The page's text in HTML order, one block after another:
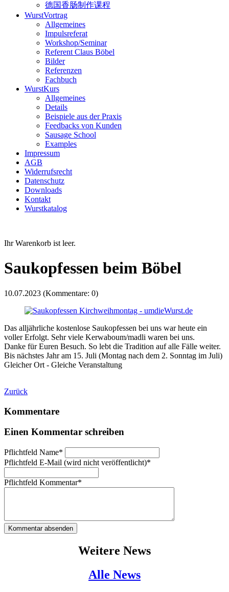
德国香肠制作课程
WurstVortrag
Allgemeines
Impulsreferat
Workshop/Seminar
Referent Claus Böbel
Bilder
Referenzen
Fachbuch
WurstKurs
Allgemeines
Details
Beispiele aus der Praxis
Feedbacks von Kunden
Sausage School
Examples
Impressum
AGB
Widerrufsrecht
Datenschutz
Downloads
Kontakt
Wurstkatalog
Ihr Warenkorb ist leer.
Saukopfessen beim Böbel
10.07.2023 (Kommentare: 0)
Das alljährliche kostenlose Saukopfessen bei uns war heute ein
voller Erfolgt. Sehr viele Kerwaboum/madli waren bei uns.
Danke für Euren Besuch. So lebt die Tradition auf alle Fälle weiter.
Bis nächstes Jahr am 15. Juli (Montag nach dem 2. Sonntag im Juli)
Gleicher Ort - Gleiche Veranstaltung
Zurück
Kommentare
Einen Kommentar schreiben
Pflichtfeld Name*
Pflichtfeld E-Mail (wird nicht veröffentlicht)*
Pflichtfeld Kommentar*
Kommentar absenden
Weitere News
Alle News